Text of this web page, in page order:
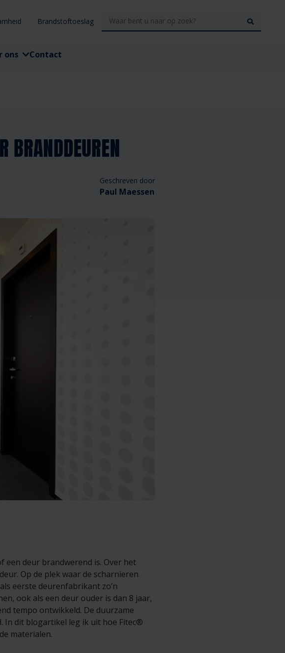
Brandstoftoeslag
ons Contact
BRANDDEUREN
Geschreven door
Paul Maessen
een deur brandwerend is. Over het
Op de plek waar de scharnieren
eerste deurenfabrikant zo’n
ook als een deur ouder is dan 8 jaar,
tempo ontwikkeld. De duurzame
In dit blogartikel leg ik uit hoe Fitec®
materialen.